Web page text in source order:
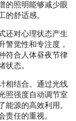
的照明能够减少眼
的舒适感。
还对心理状态产生
警觉性和专注度，
符合人体昼夜节律
状态。
相结合。通过光线
照强度自动调节室
能源的高效利用。
责任的重视。